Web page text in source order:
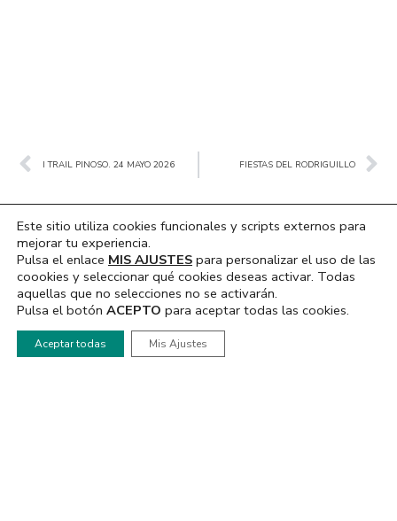
AntI TRAIL PINOSO. 24 MAYO 2026 FIESTAS DEL RODRIGUILLO
NOTICIAS
Actualidad
FIESTAS BARRIO SANTA
RADIO
Este sitio utiliza cookies funcionales y scripts externos para
mejorar tu experiencia.
Pulsa el enlace MIS AJUSTES para personalizar el uso de las
coookies y seleccionar qué cookies deseas activar. Todas
aquellas que no selecciones no se activarán.
Pulsa el botón ACEPTO para aceptar todas las cookies.
Aceptar todas Mis Ajustes
1